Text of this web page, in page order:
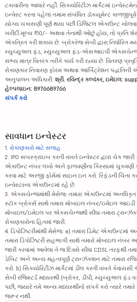
ટકાવારીના આધારે નહીં. સિક્યોરિટીઝ માર્કેટમાં
ઇન્વેસ્ટ કરતા પહેલાં તમામ સંબંધિત ડૉક્યૂમેન્ટ
યોગ્ય ચકાસણી પૂર્ણ થયા પછી ડિજિટલ એકાઉન્ટ
ખરીદી મૂલ્ય ₹10/- અથવા તેનાથી ઓછું હોય, તો પ્રતિ
એકત્રિત કરી શકાય છે. બ્રોકરેજ સેબી દ્વારા નિર્ધારિત
મ્યુચ્યુઅલ ફંડ, મ્યુચ્યુઅલ ફંડ-એસઆઇપી એક્સચેન્જ
સભ્ય માત્ર વિતરક તરીકે કાર્ય કરી રહ્યા છે. વિતરણ
રોકાણકાર નિવારણ ફોરમ અથવા આર્બિટ્રેશન પદ્ધતિની
અનુપાલન અધિકારી: શ્રી. રવિન્દ્ર કલ્વંકર, ઇમેઇલ:
હેલ્પલાઇન: 8976689766
સંપર્ક કરો
સાવધાન ઇન્વેસ્ટર
1. રોકાણકારો માટે સલાહ
2. IPO સબસ્ક્રાઇબ કરતી વખતે ઇન્વેસ્ટર દ્વારા ચેક
એકાઉન્ટ નંબર લખો અને ફાળવણીના કિસ્સામાં ચુકવણી
કરવા માટે અરજી ફોર્મમાં સાઇન ઇન કરો. રિફંડની ચિંતા
ઇન્વેસ્ટરના એકાઉન્ટમાં રહે છે.
3. એક્સચેન્જમાંથી મેસેજ: તમારા એકાઉન્ટમાં અનધિકૃત
સ્ટૉક બ્રોકર્સ સાથે તમારા મોબાઇલ નંબર/ઇમેઇલ
મોબાઇલ/ઇમેઇલ પર એક્સચેન્જથી સીધા તમારા
રોકાણકારોના હિતમાં જારી.
4. ડિપોઝિટરીમાંથી મેસેજ: a) તમારા ડિમેટ એકાઉન્ટમાં
તમારા ડિપોઝિટરી સહભાગી સાથે તમારો મોબાઇલ નંબર
જારી કરવામાં આવેલા તે જ દિવસે સીધા CDSL તરફથી
ડેબિટ અને અન્ય મહત્વપૂર્ણ ટ્રાન્ઝૅક્શન માટે તમારા
કરો. b) સિક્યોરિટીઝ માર્કેટમાં ડીલ કરતી વખતે
સેબી રજિસ્ટર્ડ મધ્યસ્થી (બ્રોકર, ડીપી, મ્યુચ્યુઅલ ફંડ
પછી, જ્યારે તમે અન્ય મધ્યસ્થીનો સંપર્ક કરો ત્યારે તમારે
જરૂર નથી.